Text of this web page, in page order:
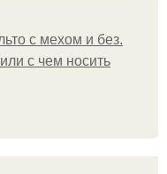
с мехом и без.
с чем носить